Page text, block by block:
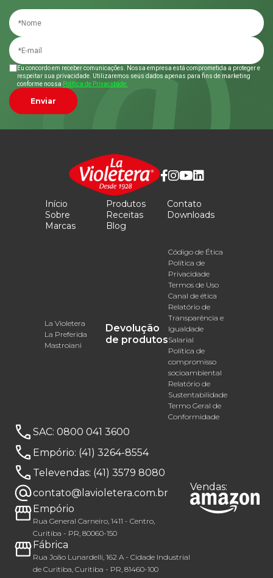
Eu concordo em receber comunicações. Nossa empresa está comprometida a proteger e
respeitar sua privacidade. Utilizaremos seus dados apenas para fins de marketing
conforme nossa Política de Privacidade.
Enviar
Início
Sobre
Marcas
Produtos
Receitas
Blog
Contato
Downloads
La Violetera
La Preferida
Mastroiani
Devolução
de produtos
Código de Ética
Política de
Privacidade
Termos de Uso
Canal de ética
Relatório de
Transparência e
Igualdade
Salarial
Política de
compromisso
socioambiental
Relatório de
Sustentabilidade
Termo Geral de
Conformidade
SAC: 0800 041 3600
Empório: (41) 3264-8554
Televendas: (41) 3579 8080
contato@lavioletera.com.br
Empório
Rua General Carneiro, 1411 - Centro,
Curitiba - PR, 80060-150
Fábrica
Rua João Lunardelli, 162 A - Cidade Industrial
de Curitiba, Curitiba - PR, 81460-100
Vendas: